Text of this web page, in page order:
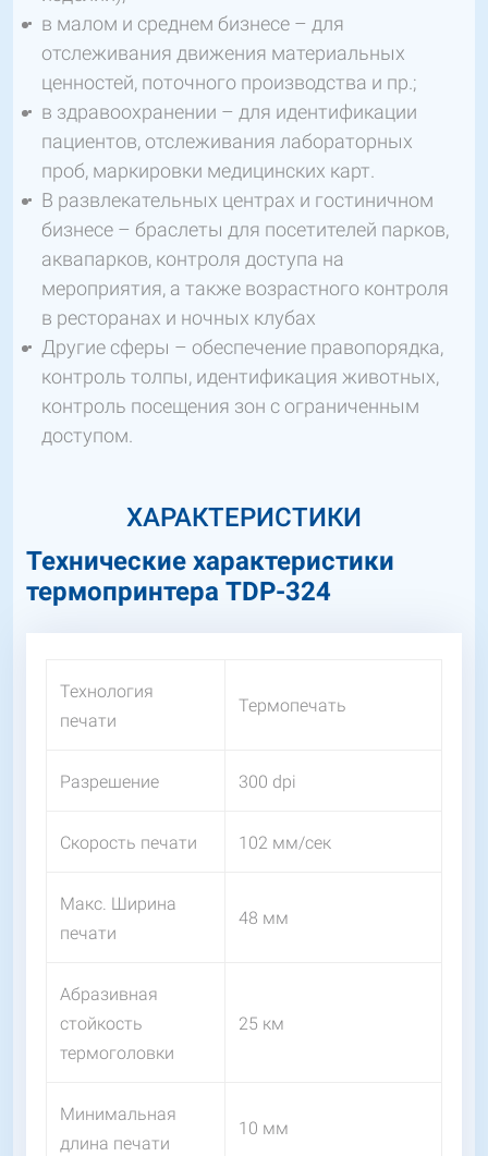
в малом и среднем бизнесе – для
отслеживания движения материальных
ценностей, поточного производства и пр.;
в здравоохранении – для идентификации
пациентов, отслеживания лабораторных
проб, маркировки медицинских карт.
В развлекательных центрах и гостиничном
бизнесе – браслеты для посетителей парков,
аквапарков, контроля доступа на
мероприятия, а также возрастного контроля
в ресторанах и ночных клубах
Другие сферы – обеспечение правопорядка,
контроль толпы, идентификация животных,
контроль посещения зон с ограниченным
доступом.
ХАРАКТЕРИСТИКИ
Технические характеристики
термопринтера TDP-324
Технология
печати
Термопечать
Разрешение 300 dpi
Скорость печати 102 мм/сек
Макс. Ширина
печати
48 мм
Абразивная
стойкость
термоголовки
25 км
Минимальная
длина печати
10 мм